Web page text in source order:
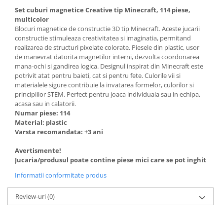
Set cuburi magnetice Creative tip Minecraft, 114 piese,
multicolor
Blocuri magnetice de constructie 3D tip Minecraft. Aceste jucarii
constructie stimuleaza creativitatea si imaginatia, permitand
realizarea de structuri pixelate colorate. Piesele din plastic, usor
de manevrat datorita magnetilor interni, dezvolta coordonarea
mana-ochi si gandirea logica. Designul inspirat din Minecraft este
potrivit atat pentru baieti, cat si pentru fete. Culorile vii si
materialele sigure contribuie la invatarea formelor, culorilor si
principiilor STEM. Perfect pentru joaca individuala sau in echipa,
acasa sau in calatorii.
Numar piese: 114
Material: plastic
Varsta recomandata: +3 ani
Avertismente!
Jucaria/produsul poate contine piese mici care se pot inghiti
Informatii conformitate produs
Review-uri(0)